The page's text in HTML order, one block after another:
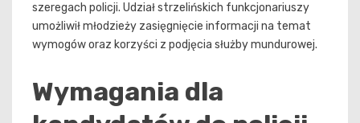
szeregach policji. Udział strzelińskich funkcjonariuszy
umożliwił młodzieży zasięgnięcie informacji na temat
wymogów oraz korzyści z podjęcia służby mundurowej.
Wymagania dla